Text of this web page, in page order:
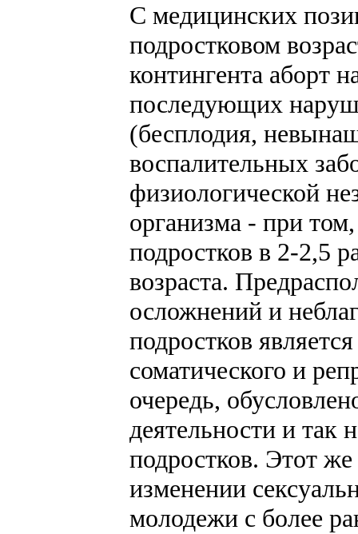
С медицинских
подростковом
контингента аборт
последующих
(бесплодия,
воспалительных
физиологической
организма - при
подростков в 2-2,5
возраста.
осложнений и
подростков
соматического и
очередь,
деятельности и так
подростков. Этот
изменении
молодежи с более